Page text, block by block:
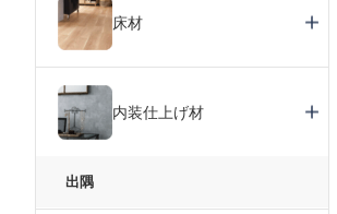
床材
内装仕上げ材
出隅